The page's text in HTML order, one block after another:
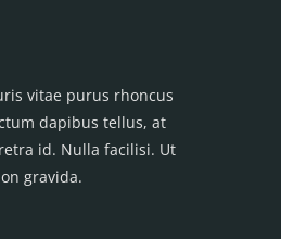
vitae purus rhoncus
dapibus tellus, at
id. Nulla facilisi. Ut
gravida.